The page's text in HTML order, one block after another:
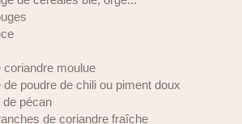
coriandre moulue
de poudre de chili ou piment doux
de pécan
de coriandre fraîche